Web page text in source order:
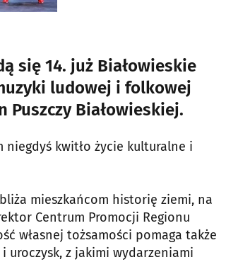
się 14. już Białowieskie
ludowej i folkowej
Białowieskiej.
niegdyś kwitło życie kulturalne i
mieszkańcom historię ziemi, na
Centrum Promocji Regionu
własnej tożsamości pomaga także
uroczysk, z jakimi wydarzeniami